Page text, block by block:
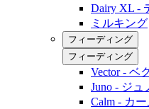
Dairy XL -
ミルキング
フィーディング
フィーディング
Vector - ベ
Juno - ジュ
Calm - カー